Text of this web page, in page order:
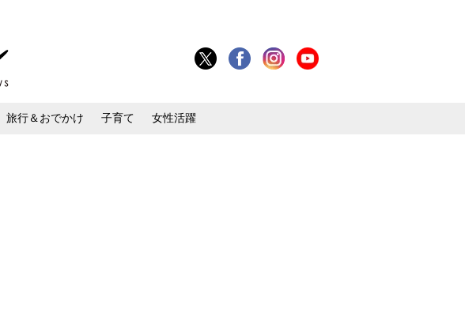
旅行＆おでかけ 子育て 女性活躍